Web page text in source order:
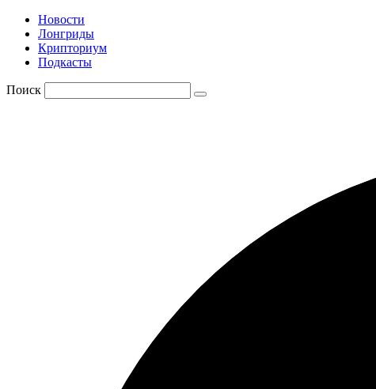
Новости
Лонгриды
Крипториум
Подкасты
Поиск